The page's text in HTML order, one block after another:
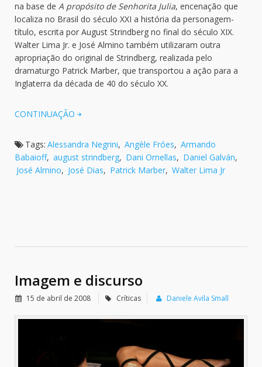
na base de A propósito de Senhorita Julia, encenação que
localiza no Brasil do século XXI a história da personagem-
título, escrita por August Strindberg no final do século XIX.
Walter Lima Jr. e José Almino também utilizaram outra
apropriação do original de Strindberg, realizada pelo
dramaturgo Patrick Marber, que transportou a ação para a
Inglaterra da década de 40 do século XX.
CONTINUAÇÃO
Tags: Alessandra Negrini, Angèle Fróes, Armando
Babaioff, august strindberg, Dani Ornellas, Daniel Galván,
José Almino, José Dias, Patrick Marber, Walter Lima Jr
Imagem e discurso
15 de abril de 2008 Críticas Daniele Avila Small